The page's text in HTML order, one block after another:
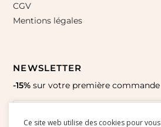
CGV
Mentions légales
NEWSLETTER
-15% sur votre première commande
Ce site web utilise des cookies pour vous